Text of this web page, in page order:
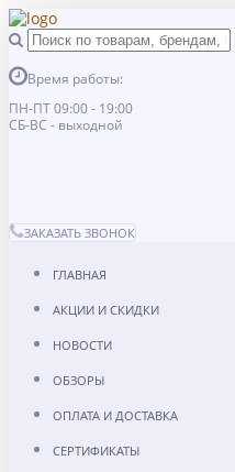
Время работы:
ПН-ПТ 09:00 - 19:00
СБ-ВС - выходной
ЗАКАЗАТЬ ЗВОНОК
ГЛАВНАЯ
АКЦИИ И СКИДКИ
НОВОСТИ
ОБЗОРЫ
ОПЛАТА И ДОСТАВКА
СЕРТИФИКАТЫ